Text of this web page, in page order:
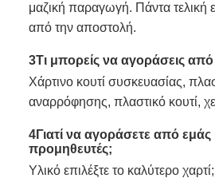
μαζική παραγωγή. Πάντα τελική
από την αποστολή.
3Τι μπορείς να αγοράσεις
Χάρτινο κουτί συσκευασίας,
αναρρόφησης, πλαστικό κουτί,
4Γιατί να αγοράσετε από εμάς
προμηθευτές;
Υλικό επιλέξτε το καλύτερο